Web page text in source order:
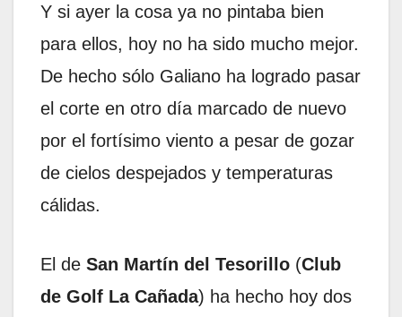
Y si ayer la cosa ya no pintaba bien
para ellos, hoy no ha sido mucho mejor.
De hecho sólo Galiano ha logrado pasar
el corte en otro día marcado de nuevo
por el fortísimo viento a pesar de gozar
de cielos despejados y temperaturas
cálidas.
El de San Martín del Tesorillo (Club
de Golf La Cañada) ha hecho hoy dos